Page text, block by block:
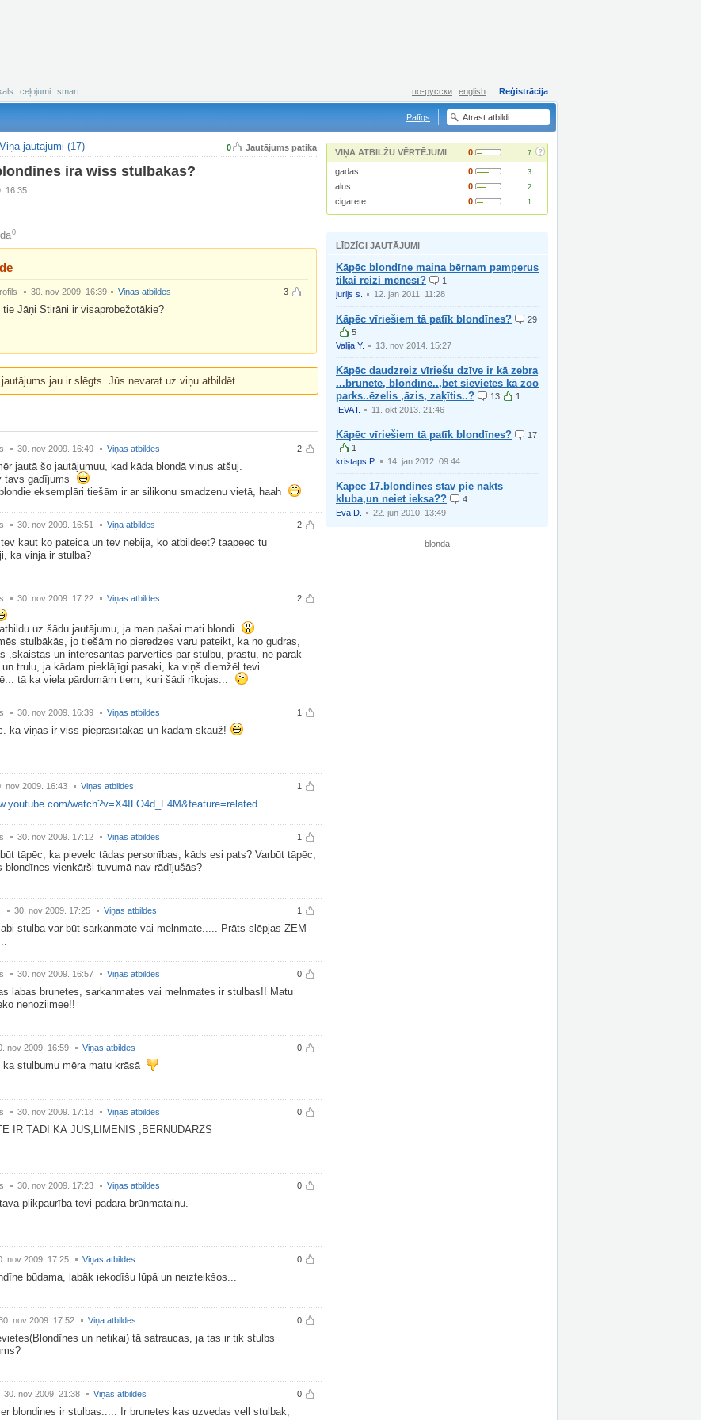
ceļojumi smart Reģistrācija
по-русски english
Palīgs
0 Jautājums patika
Viņa jautājumi (17)
ira wiss stulbakas?
16:35
VIŅA ATBILŽU VĒRTĒJUMI 0 7 ?
gadas 0 3
alus 0 2
cigarete 0 1
0
3
30. nov 2009. 16:39 Viņas atbildes
tie Jāņi Stirāni ir visaprobežotākie?
jau ir slēgts. Jūs nevarat uz viņu atbildēt.
2
30. nov 2009. 16:49 Viņas atbildes
jautā šo jautājumuu, kad kāda blondā viņus atšuj.
tavs gadījums
eksemplāri tiešām ir ar silikonu smadzenu vietā, haah
2
30. nov 2009. 16:51 Viņa atbildes
tev kaut ko pateica un tev nebija, ko atbildeet? taapeec tu
ka vinja ir stulba?
2
30. nov 2009. 17:22 Viņas atbildes
uz šādu jautājumu, ja man pašai mati blondi
stulbākās, jo tiešām no pieredzes varu pateikt, ka no gudras,
,skaistas un interesantas pārvērties par stulbu, prastu, ne pārāk
trulu, ja kādam pieklājīgi pasaki, ka viņš diemžēl tevi
tā ka viela pārdomām tiem, kuri šādi rīkojas...
1
30. nov 2009. 16:39 Viņas atbildes
ka viņas ir viss pieprasītākās un kādam skauž!
1
nov 2009. 16:43 Viņas atbildes
watch?v=X4ILO4d_F4M&feature=related
1
30. nov 2009. 17:12 Viņas atbildes
tāpēc, ka pievelc tādas personības, kāds esi pats? Varbūt tāpēc,
blondīnes vienkārši tuvumā nav rādījušās?
1
30. nov 2009. 17:25 Viņas atbildes
stulba var būt sarkanmate vai melnmate..... Prāts slēpjas ZEM
0
30. nov 2009. 16:57 Viņas atbildes
labas brunetes, sarkanmates vai melnmates ir stulbas!! Matu
nenoziimee!!
0
nov 2009. 16:59 Viņas atbildes
ka stulbumu mēra matu krāsā
0
30. nov 2009. 17:18 Viņas atbildes
IR TĀDI KĀ JŪS,LĪMENIS ,BĒRNUDĀRZS
0
30. nov 2009. 17:23 Viņas atbildes
plikpaurība tevi padara brūnmatainu.
0
nov 2009. 17:25 Viņas atbildes
būdama, labāk iekodīšu lūpā un neizteikšos...
0
nov 2009. 17:52 Viņa atbildes
un netikai) tā satraucas, ja tas ir tik stulbs
0
30. nov 2009. 21:38 Viņas atbildes
blondines ir stulbas..... Ir brunetes kas uzvedas vell stulbak,
LĪDZĪGI JAUTĀJUMI
Kāpēc blondīne maina bērnam pamperus
tikai reizi mēnesī?
1
jurijs s.
12. jan 2011. 11:28
Kāpēc vīriešiem tā patīk blondīnes?
29
5
Valija Y.
13. nov 2014. 15:27
Kāpēc daudzreiz vīriešu dzīve ir kā zebra
...brunete, blondīne..,bet sievietes kā zoo
parks..ēzelis ,āzis, zaķītis..?
13
1
IEVA I.
11. okt 2013. 21:46
Kāpēc vīriešiem tā patīk blondīnes?
17
1
kristaps P.
14. jan 2012. 09:44
Kapec 17.blondines stav pie nakts
kluba,un neiet ieksa??
4
Eva D.
22. jūn 2010. 13:49
blonda